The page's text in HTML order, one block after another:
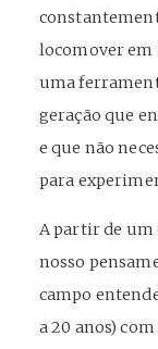
locomover em
uma
geração que
e que não
para
A partir de um
nosso
campo
a 20 anos)